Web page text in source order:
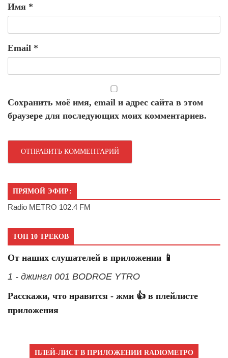
Имя *
Email *
Сохранить моё имя, email и адрес сайта в этом
браузере для последующих моих комментариев.
ПРЯМОЙ ЭФИР:
Radio METRO 102.4 FM
ТОП 10 ТРЕКОВ
От наших слушателей в приложении 📱
1 - джингл 001 BODROE YTRO
Расскажи, что нравится - жми 👍 в плейлисте
приложения
ПЛЕЙ-ЛИСТ В ПРИЛОЖЕНИИ RADIOМЕТРО